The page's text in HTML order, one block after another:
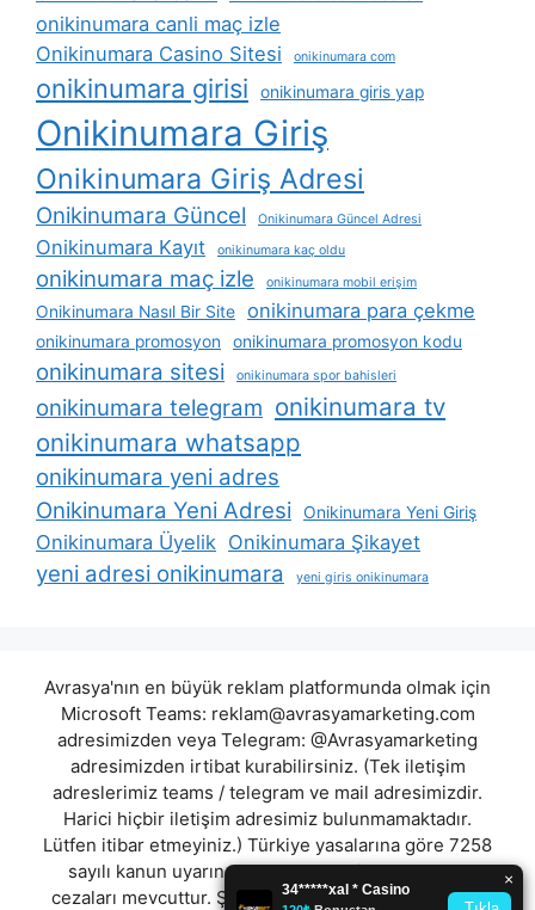
onikinumara canli maç izle
Onikinumara Casino Sitesi
onikinumara com
onikinumara girisi onikinumara giris yap
Onikinumara Giriş
Onikinumara Giriş Adresi
Onikinumara Güncel Onikinumara Güncel Adresi
Onikinumara Kayıt onikinumara kaç oldu
onikinumara maç izle onikinumara mobil erişim
Onikinumara Nasıl Bir Site onikinumara para çekme
onikinumara promosyon onikinumara promosyon kodu
onikinumara sitesi onikinumara spor bahisleri
onikinumara telegram onikinumara tv
onikinumara whatsapp
onikinumara yeni adres
Onikinumara Yeni Adresi
Onikinumara Yeni Giriş
Onikinumara Üyelik Onikinumara Şikayet
yeni adresi onikinumara yeni giris onikinumara
Avrasya'nın en büyük reklam platformunda olmak için
Microsoft Teams: reklam@avrasyamarketing.com
adresimizden veya Telegram: @Avrasyamarketing
adresimizden irtibat kurabilirsiniz. (Tek iletişim
adreslerimiz teams / telegram ve mail adresimizdir.
Harici hiçbir iletişim adresimiz bulunmamaktadır.
Lütfen itibar etmeyiniz.) Türkiye yasalarına göre 7258
sayılı kanun uyarınca yasa dışı bahis oynamanın
cezaları mevcuttur. Şu an bulunduğunuz site hiç bir